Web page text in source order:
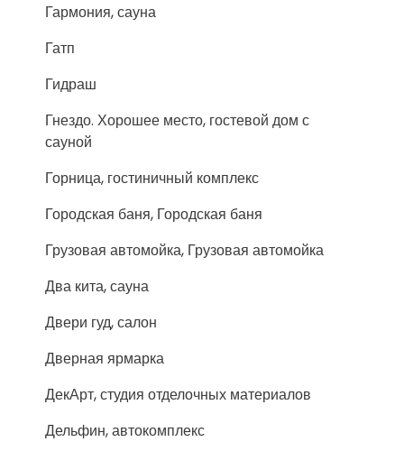
Гармония, сауна
Гатп
Гидраш
Гнездо. Хорошее место, гостевой дом с
сауной
Горница, гостиничный комплекс
Городская баня, Городская баня
Грузовая автомойка, Грузовая автомойка
Два кита, сауна
Двери гуд, салон
Дверная ярмарка
ДекАрт, студия отделочных материалов
Дельфин, автокомплекс